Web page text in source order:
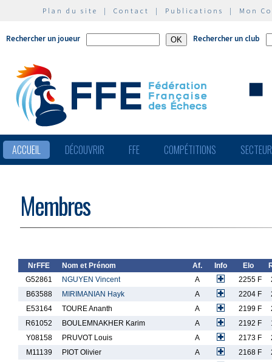
Plan du site | Contact | Publications | Mon
Rechercher un joueur Rechercher un club
ACCUEIL DÉCOUVRIR FFE COMPÉTITIONS
Membres
NrFFE Nom et Prénom Af. Info Elo
G52861
NGUYEN Vincent A 2255 F
B63588
MIRIMANIAN Hayk A 2204 F
E53164
TOURE Ananth A 2199 F
R61052
BOULEMNAKHER Karim A 2192 F
Y08158
PRUVOT Louis A 2173 F
M11139
PIOT Olivier A 2168 F